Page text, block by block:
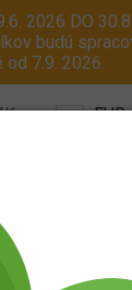
2026 DO
budú
od 7.9. 2026.
EUR